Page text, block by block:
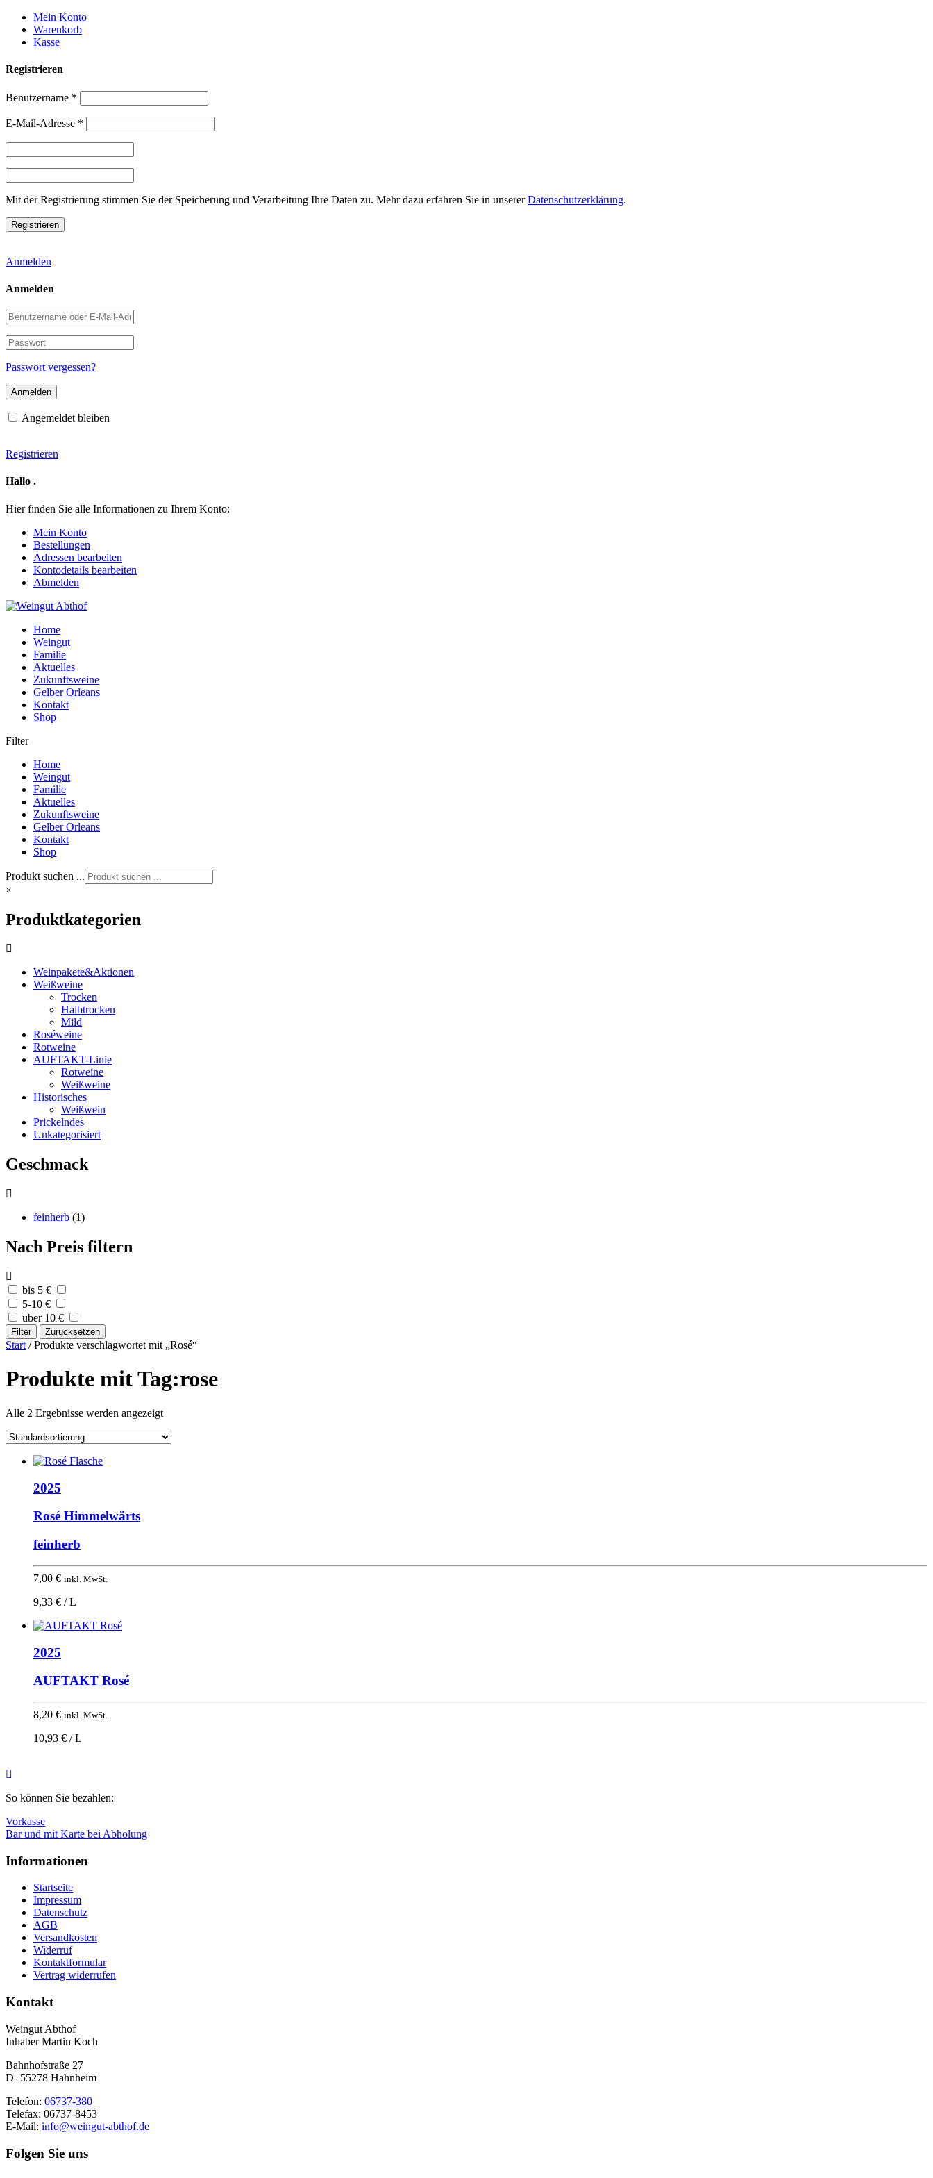
Weiter
zum
Inhalt
Mein Konto
Warenkorb
Kasse
Registrieren
Benutzername *
E-Mail-Adresse *
Mit der Registrierung stimmen Sie der Speicherung und Verarbeitung Ihre Daten zu. Mehr dazu erfahren Sie in unsererDatenschutzerklärung.
Anmelden
Anmelden
Benutzername
oder
E-
Mail-
Adresse
Passwort
Passwort vergessen?
Angemeldet bleiben
Registrieren
Hallo .
Hier finden Sie alle Informationen zu Ihrem Konto:
Mein Konto
Bestellungen
Adressen bearbeiten
Kontodetails bearbeiten
Abmelden
Home
Weingut
Familie
Aktuelles
Zukunftsweine
Gelber Orleans
Kontakt
Shop
Filter
Home
Weingut
Familie
Aktuelles
Zukunftsweine
Gelber Orleans
Kontakt
Shop
Produkt suchen ...
×
Produktkategorien
Weinpakete&Aktionen
Weißweine
Trocken
Halbtrocken
Mild
Roséweine
Rotweine
AUFTAKT-Linie
Rotweine
Weißweine
Historisches
Weißwein
Prickelndes
Unkategorisiert
Geschmack
feinherb (1)
Nach Preis filtern
bis 5 €
5-10 €
über 10 €
Filter Zurücksetzen
Start / Produkte verschlagwortet mit „Rosé“
Produkte mit Tag:rose
Alle 2 Ergebnisse werden angezeigt
2025
Rosé Himmelwärts
feinherb
7,00 € inkl. MwSt.
9,33 € / L
2025
AUFTAKT Rosé
8,20 € inkl. MwSt.
10,93 € / L
So können Sie bezahlen:
Vorkasse
Bar und mit Karte bei Abholung
Informationen
Startseite
Impressum
Datenschutz
AGB
Versandkosten
Widerruf
Kontaktformular
Vertrag widerrufen
Kontakt
Weingut Abthof
Inhaber Martin Koch
Bahnhofstraße 27
D- 55278 Hahnheim
Telefon: 06737-380
Telefax: 06737-8453
E-Mail: info@weingut-abthof.de
Folgen Sie uns